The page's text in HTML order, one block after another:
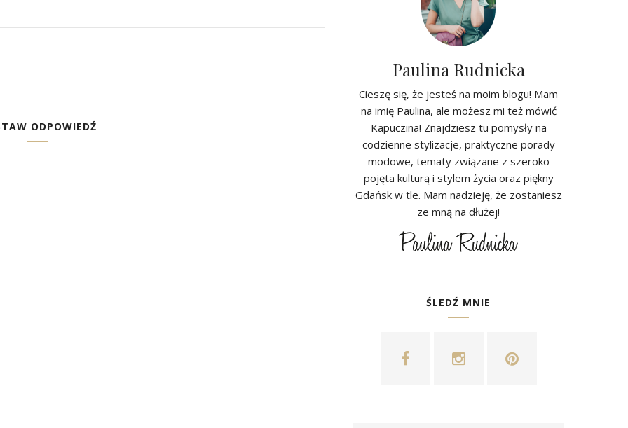
ODPOWIEDŹ
Paulina Rudnicka
Cieszę się, że jesteś na moim blogu! Mam
na imię Paulina, ale możesz mi też mówić
Kapuczina! Znajdziesz tu pomysły na
codzienne stylizacje, praktyczne porady
modowe, tematy związane z szeroko
pojęta kulturą i stylem życia oraz piękny
Gdańsk w tle. Mam nadzieję, że zostaniesz
ze mną na dłużej!
ŚLEDŹ MNIE